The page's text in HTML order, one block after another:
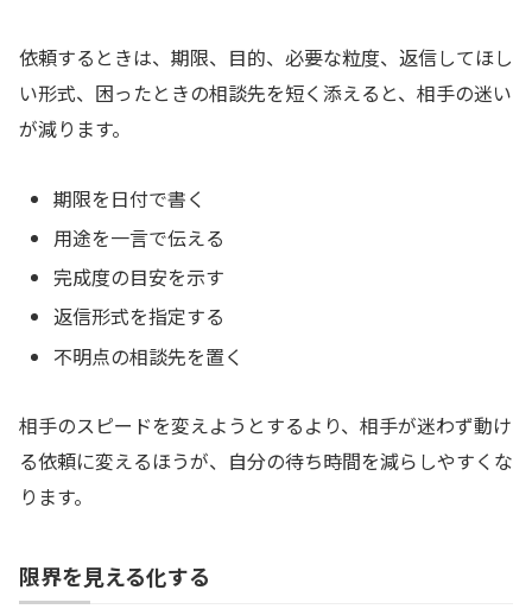
依頼するときは、期限、目的、必要な粒度、返信してほし
い形式、困ったときの相談先を短く添えると、相手の迷い
が減ります。
期限を日付で書く
用途を一言で伝える
完成度の目安を示す
返信形式を指定する
不明点の相談先を置く
相手のスピードを変えようとするより、相手が迷わず動け
る依頼に変えるほうが、自分の待ち時間を減らしやすくな
ります。
限界を見える化する